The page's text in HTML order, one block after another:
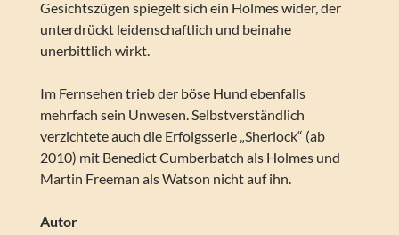
Gesichtszügen spiegelt sich ein Holmes wider, der
unterdrückt leidenschaftlich und beinahe
unerbittlich wirkt.
Im Fernsehen trieb der böse Hund ebenfalls
mehrfach sein Unwesen. Selbstverständlich
verzichtete auch die Erfolgsserie „Sherlock“ (ab
2010) mit Benedict Cumberbatch als Holmes und
Martin Freeman als Watson nicht auf ihn.
Autor